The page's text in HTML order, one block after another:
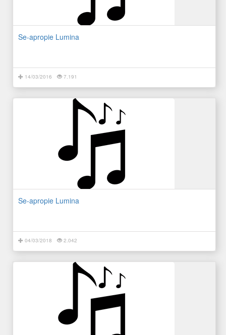
Se-apropie Lumina
14/03/2016 7.191
Se-apropie Lumina
04/03/2018 2.042